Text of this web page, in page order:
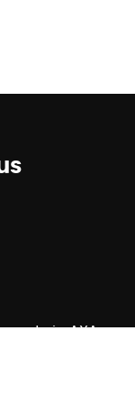
via AXA